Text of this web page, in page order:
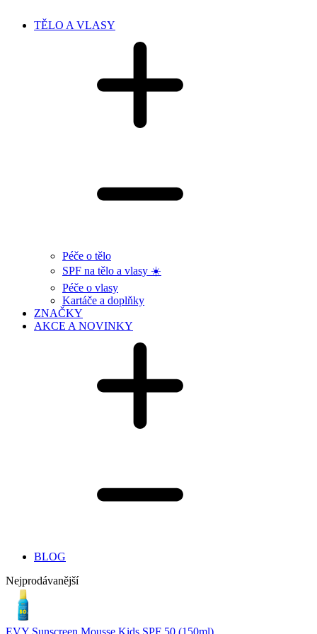
TĚLO A VLASY
Péče o tělo
SPF na tělo a vlasy ☀️
Péče o vlasy
Kartáče a doplňky
ZNAČKY
AKCE A NOVINKY
BLOG
Nejprodávanější
EVY Sunscreen Mousse Kids SPF 50 (150ml)